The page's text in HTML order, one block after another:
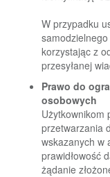
W przypadku
korzystając z
przesyłanej
Prawo do
osobowych
Użytkownikom
przetwarzania
wskazanych w
prawidłowość
żądanie